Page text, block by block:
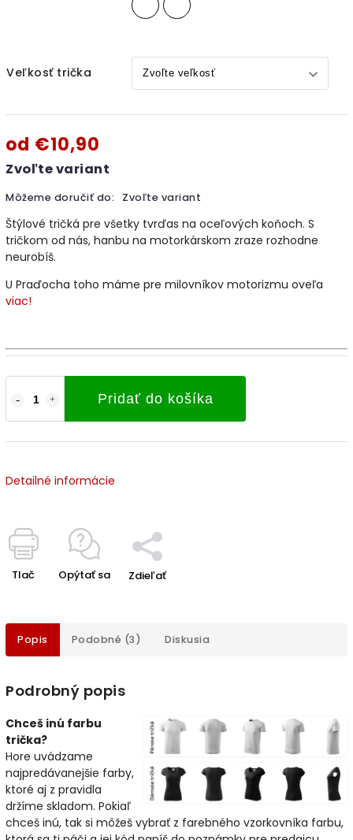
Veľkosť trička
od €10,90
Zvoľte variant
Môžeme doručiť do: Zvoľte variant
Pridať do košíka
Štýlové tričká pre všetky tvrďas na oceľových koňoch. S
tričkom od nás, hanbu na motorkárskom zraze rozhodne
neurobíš.
U Praďocha toho máme pre milovníkov motorizmu oveľa
viac!
Detailné informácie
Tlač Opýtať sa Zdieľať
Popis Podobné (3) Diskusia
Podrobný popis
Chceš inú farbu
trička?
Hore uvádzame
najpredávanejšie farby,
ktoré aj z pravidla
držíme skladom. Pokiaľ
chceš inú, tak si môžeš vybrať z farebného vzorkovníka farbu,